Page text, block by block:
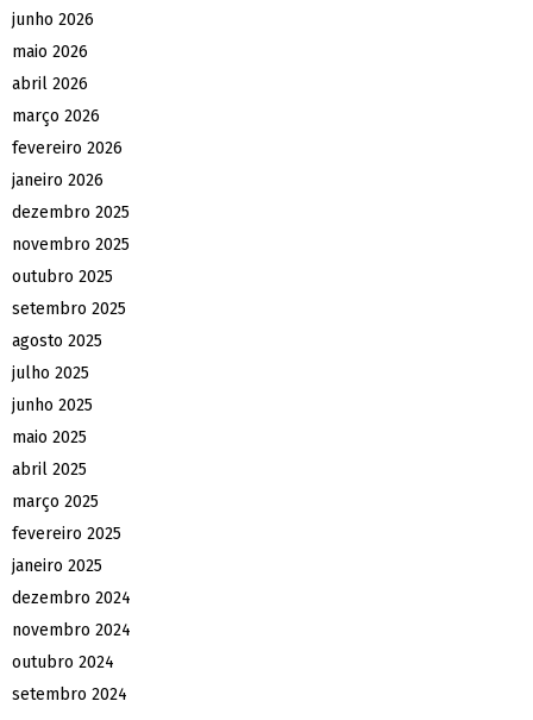
junho 2026
maio 2026
abril 2026
março 2026
fevereiro 2026
janeiro 2026
dezembro 2025
novembro 2025
outubro 2025
setembro 2025
agosto 2025
julho 2025
junho 2025
maio 2025
abril 2025
março 2025
fevereiro 2025
janeiro 2025
dezembro 2024
novembro 2024
outubro 2024
setembro 2024